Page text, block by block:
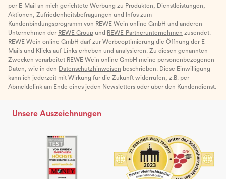
per E-Mail an mich gerichtete Werbung zu Produkten, Dienstleistungen,
Aktionen, Zufriedenheitsbefragungen und Infos zum
Kundenbindungsprogramm von REWE Wein online GmbH und anderen
Unternehmen der REWE Group und REWE-Partnerunternehmen zusendet.
REWE Wein online GmbH darf zur Werbeoptimierung die Öffnung der E-
Mails und Klicks auf Links erheben und analysieren. Zu diesen genannten
Zwecken verarbeitet REWE Wein online GmbH meine personenbezogenen
Daten, wie in den Datenschutzhinweisen beschrieben. Diese Einwilligung
kann ich jederzeit mit Wirkung für die Zukunft widerrufen, z.B. per
Abmeldelink am Ende eines jeden Newsletters oder über den Kundendienst.
Unsere Auszeichnungen